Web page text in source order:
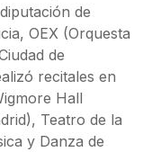
de
OEX (Orquesta
de
recitales en
Hall
Teatro de la
y Danza de